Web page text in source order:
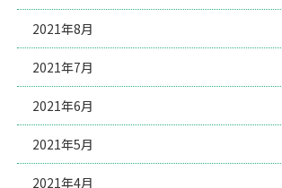
2021年8月
2021年7月
2021年6月
2021年5月
2021年4月